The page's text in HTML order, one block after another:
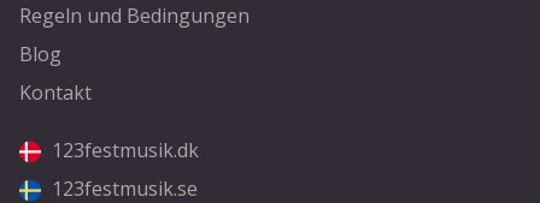
Regeln und Bedingungen
Blog
Kontakt
123festmusik.dk
123festmusik.se